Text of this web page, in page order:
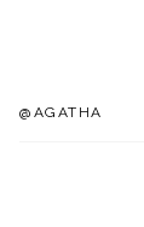
@AGATHA